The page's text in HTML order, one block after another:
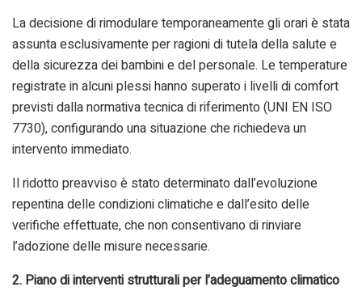
La decisione di rimodulare temporaneamente gli orari è stata
assunta esclusivamente per ragioni di tutela della salute e
della sicurezza dei bambini e del personale. Le temperature
registrate in alcuni plessi hanno superato i livelli di comfort
previsti dalla normativa tecnica di riferimento (UNI EN ISO
7730), configurando una situazione che richiedeva un
intervento immediato.
Il ridotto preavviso è stato determinato dall’evoluzione
repentina delle condizioni climatiche e dall’esito delle
verifiche effettuate, che non consentivano di rinviare
l’adozione delle misure necessarie.
2. Piano di interventi strutturali per l’adeguamento climatico